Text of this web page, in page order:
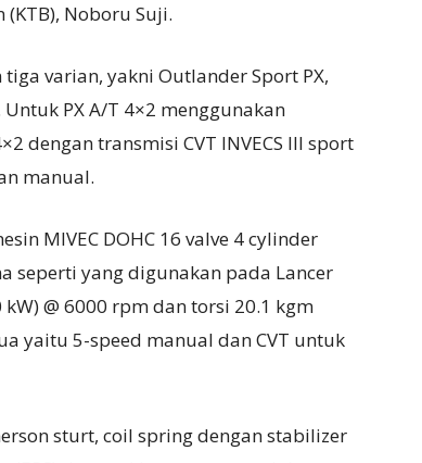
Noboru Suji.
varian, yakni Outlander Sport PX,
PX A/T 4×2 menggunakan
dengan transmisi CVT INVECS III sport
manual.
MIVEC DOHC 16 valve 4 cylinder
seperti yang digunakan pada Lancer
@ 6000 rpm dan torsi 20.1 kgm
yaitu 5-speed manual dan CVT untuk
sturt, coil spring dengan stabilizer